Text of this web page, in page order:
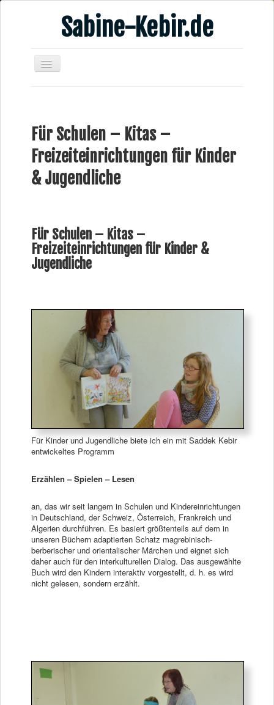
Sabine-Kebir.de
Publikationen
Veranstaltungsangebote
Kontakt
Für Schulen – Kitas –
Freizeiteinrichtungen für Kinder
& Jugendliche
Für Schulen – Kitas –
Freizeiteinrichtungen für Kinder &
Jugendliche
Für Kinder und Jugendliche biete ich ein mit Saddek Kebir
entwickeltes Programm
Erzählen – Spielen – Lesen
an, das wir seit langem in Schulen und Kindereinrichtungen
in Deutschland, der Schweiz, Österreich, Frankreich und
Algerien durchführen. Es basiert größtenteils auf dem in
unseren Büchern adaptierten Schatz magrebinisch-
berberischer und orientalischer Märchen und eignet sich
daher auch für den interkulturellen Dialog. Das ausgewählte
Buch wird den Kindern interaktiv vorgestellt, d. h. es wird
nicht gelesen, sondern erzählt.